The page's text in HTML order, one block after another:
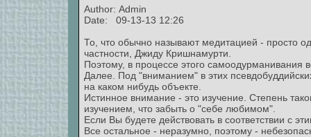
Author: Admin
Date: 09-13-13 12:26
То, что обычно называют медитацией - просто
частности, Джиду Кришнамурти.
Поэтому, в процессе этого самоодурманивания
Далее. Под "вниманием" в этих
на каком нибудь объекте.
Истинное внимание - это изучение. Степень
изучением, что забыть о "себе любимом".
Если Вы будете действовать в соответствии с
Все остальное - неразумно, поэтому -